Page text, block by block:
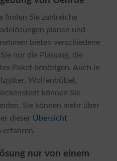
finden Sie zahlreiche
planen und
bieten verschiedene
nur die Planung, die
Paket benötigen. Auch in
Wolfenbüttel,
können Sie
Sie können mehr über
dieser Übersicht
erfahren.
nur von einem